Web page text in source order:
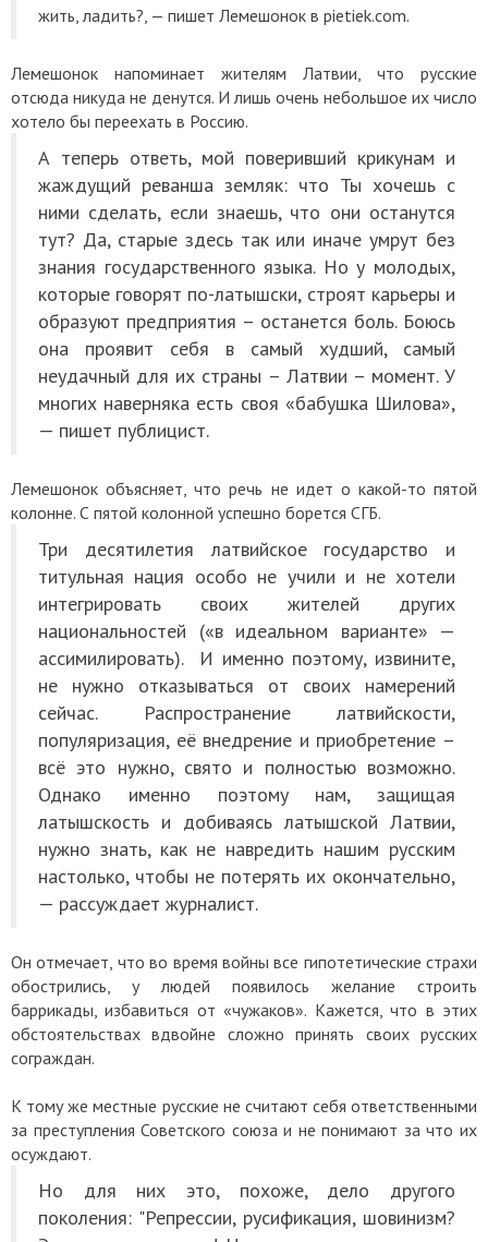
жить, ладить?, — пишет Лемешонок в pietiek.com.
Лемешонок напоминает жителям Латвии, что русские
отсюда никуда не денутся. И лишь очень небольшое их число
хотело бы переехать в Россию.
А теперь ответь, мой поверивший крикунам и
жаждущий реванша земляк: что Ты хочешь с
ними сделать, если знаешь, что они останутся
тут? Да, старые здесь так или иначе умрут без
знания государственного языка. Но у молодых,
которые говорят по-латышски, строят карьеры и
образуют предприятия – останется боль. Боюсь
она проявит себя в самый худший, самый
неудачный для их страны – Латвии – момент. У
многих наверняка есть своя «бабушка Шилова»,
— пишет публицист.
Лемешонок объясняет, что речь не идет о какой-то пятой
колонне. С пятой колонной успешно борется СГБ.
Три десятилетия латвийское государство и
титульная нация особо не учили и не хотели
интегрировать своих жителей других
национальностей («в идеальном варианте» —
ассимилировать). И именно поэтому, извините,
не нужно отказываться от своих намерений
сейчас. Распространение латвийскости,
популяризация, её внедрение и приобретение –
всё это нужно, свято и полностью возможно.
Однако именно поэтому нам, защищая
латышскость и добиваясь латышской Латвии,
нужно знать, как не навредить нашим русским
настолько, чтобы не потерять их окончательно,
— рассуждает журналист.
Он отмечает, что во время войны все гипотетические страхи
обострились, у людей появилось желание строить
баррикады, избавиться от «чужаков». Кажется, что в этих
обстоятельствах вдвойне сложно принять своих русских
сограждан.
К тому же местные русские не считают себя ответственными
за преступления Советского союза и не понимают за что их
осуждают.
Но для них это, похоже, дело другого
поколения: "Репрессии, русификация, шовинизм?